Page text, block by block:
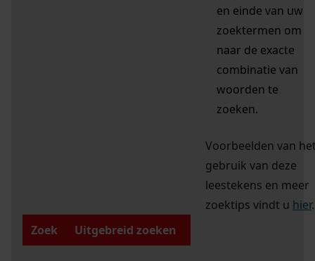
en einde van uw
zoektermen om
naar de exacte
combinatie van
woorden te
zoeken.
Voorbeelden van
gebruik van deze
leestekens en meer
zoektips vindt u hier.
Zoek
Uitgebreid zoeken